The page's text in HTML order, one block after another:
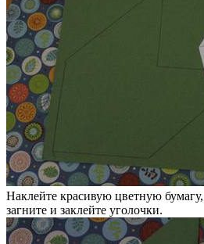
Наклейте красивую цветную
загните и заклейте уголочки.